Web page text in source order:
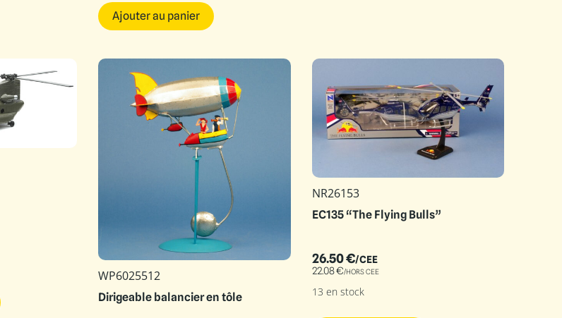
Ajouter au panier
WP6025512
Dirigeable balancier en tôle
NR26153
EC135 “The Flying Bulls”
26.50€/CEE
22.08€/HORS CEE
13 en stock